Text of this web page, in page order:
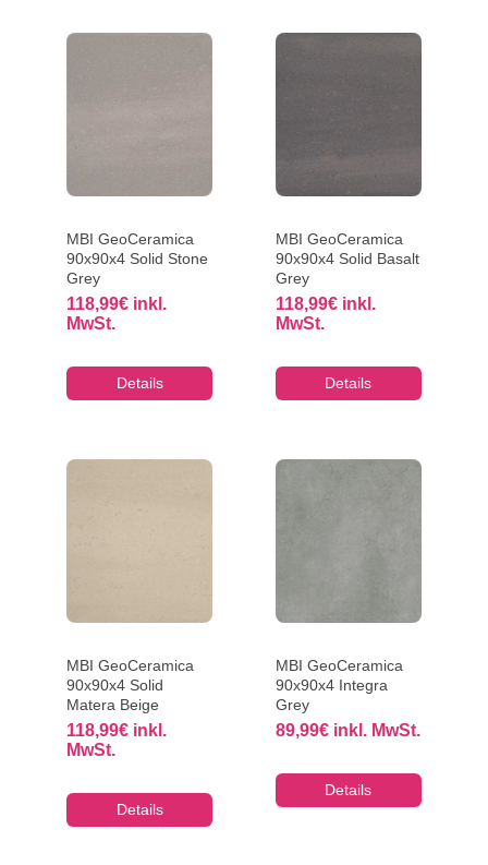
MBI GeoCeramica
90x90x4 Solid Stone
Grey
118,99€ inkl.
MwSt.
Details
MBI GeoCeramica
90x90x4 Solid Basalt
Grey
118,99€ inkl.
MwSt.
Details
MBI GeoCeramica
90x90x4 Solid
Matera Beige
118,99€ inkl.
MwSt.
Details
MBI GeoCeramica
90x90x4 Integra
Grey
89,99€ inkl. MwSt.
Details